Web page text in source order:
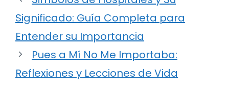
Significado: Guía Completa para
Entender su Importancia
Pues a Mí No Me Importaba:
Reflexiones y Lecciones de Vida